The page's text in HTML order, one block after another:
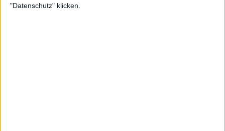
"Datenschutz" klicken.
Sweet 16 here she comes!